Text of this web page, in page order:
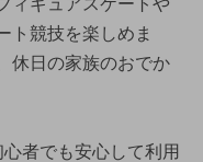
ト競技を楽しめま
休日の家族のおでか
者でも安心して利用